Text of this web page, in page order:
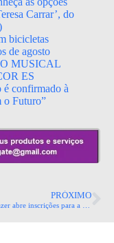
Carrar’, do
bicicletas
de agosto
MUSICAL
ES
confirmado à
o Futuro”
PRÓXIMO